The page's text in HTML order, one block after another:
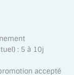
: 5 à 10j
accepté